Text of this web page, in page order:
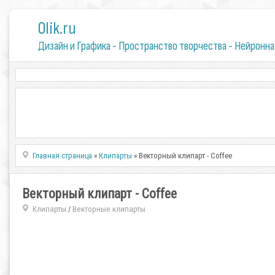
0lik.ru
Дизайн и Графика - Пространство творчества -
Главная страница »Клипарты » Векторный клипарт - Coffee
Векторный клипарт - Coffee
Клипарты / Векторные клипарты